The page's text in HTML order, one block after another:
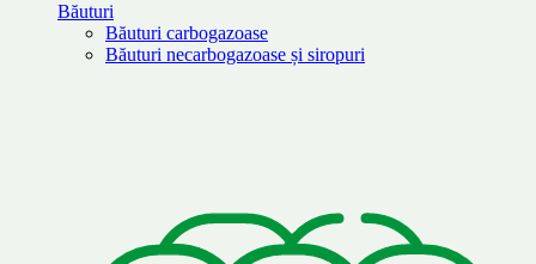
Băuturi
Băuturi carbogazoase
Băuturi necarbogazoase și siropuri